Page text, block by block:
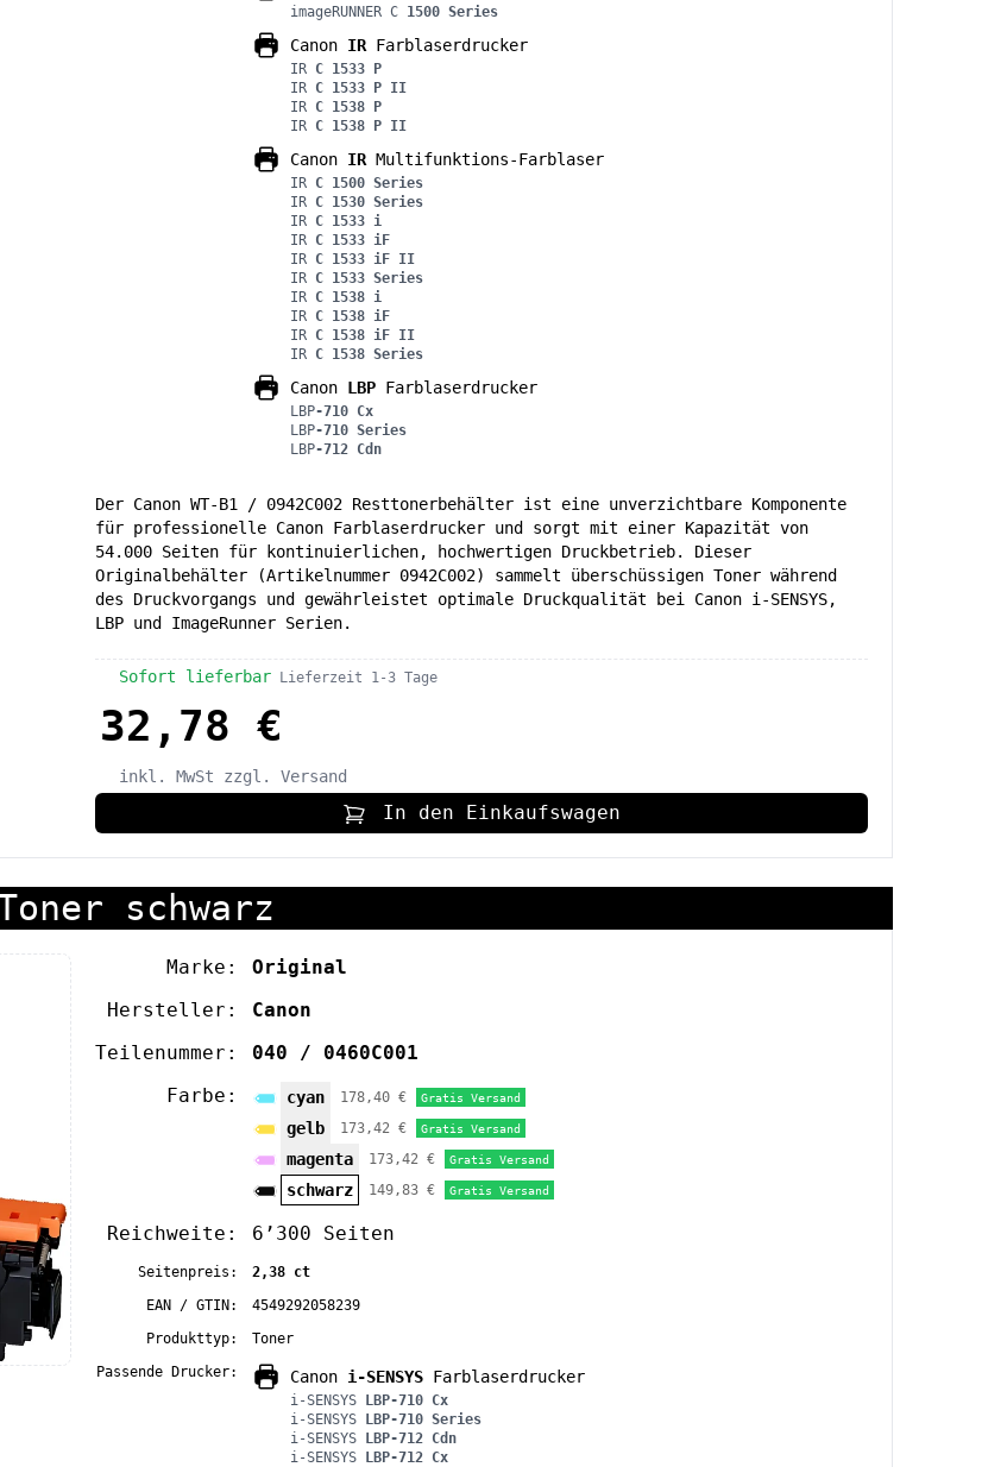
imageRUNNER C 1500 Series
Canon IR Farblaserdrucker
IR C 1533 P
IR C 1533 P II
IR C 1538 P
IR C 1538 P II
Canon IR Multifunktions-Farblaser
IR C 1500 Series
IR C 1530 Series
IR C 1533 i
IR C 1533 iF
IR C 1533 iF II
IR C 1533 Series
IR C 1538 i
IR C 1538 iF
IR C 1538 iF II
IR C 1538 Series
Canon LBP Farblaserdrucker
LBP-710 Cx
LBP-710 Series
LBP-712 Cdn
Der Canon WT-B1 / 0942C002 Resttonerbehälter ist eine unverzichtbare Komponente
für professionelle Canon Farblaserdrucker und sorgt mit einer Kapazität von
54.000 Seiten für kontinuierlichen, hochwertigen Druckbetrieb. Dieser
Originalbehälter (Artikelnummer 0942C002) sammelt überschüssigen Toner während
des Druckvorgangs und gewährleistet optimale Druckqualität bei Canon i-SENSYS,
LBP und ImageRunner Serien.
Sofort lieferbar Lieferzeit 1-3 Tage
32,78 €
inkl. MwSt zzgl. Versand
In den Einkaufswagen
schwarz
Marke:
Original
Hersteller:
Canon
Teilenummer:
040 / 0460C001
Farbe:
cyan 178,40 € Gratis Versand
gelb 173,42 € Gratis Versand
magenta 173,42 € Gratis Versand
schwarz 149,83 € Gratis Versand
Reichweite: 6’300 Seiten
Seitenpreis:
2,38 ct
EAN / GTIN:
4549292058239
Produkttyp:
Toner
Passende Drucker:
Canon i-SENSYS Farblaserdrucker
i-SENSYS LBP-710 Cx
i-SENSYS LBP-710 Series
i-SENSYS LBP-712 Cdn
i-SENSYS LBP-712 Cx